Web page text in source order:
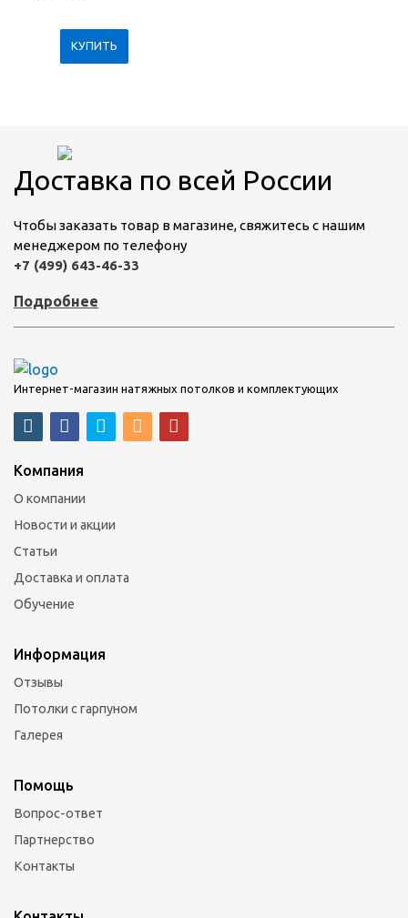
Доставка по всей России
Чтобы заказать товар в магазине, свяжитесь с нашим
менеджером по телефону
+7 (499) 643-46-33
Подробнее
Интернет-магазин натяжных потолков и комплектующих
Компания
О компании
Новости и акции
Статьи
Доставка и оплата
Обучение
Информация
Отзывы
Потолки с гарпуном
Галерея
Помощь
Вопрос-ответ
Партнерство
Контакты